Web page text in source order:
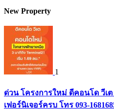
New Property
1
ด่วน โครงการใหม่ ดีคอนโด วีเ
เฟอร์นิเจอร์ครบ โทร 093-